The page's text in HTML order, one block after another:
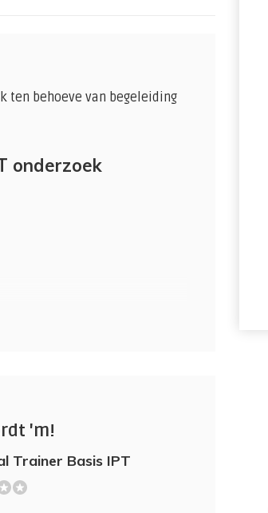
ten behoeve van begeleiding
onderzoek
'm!
Trainer Basis IPT